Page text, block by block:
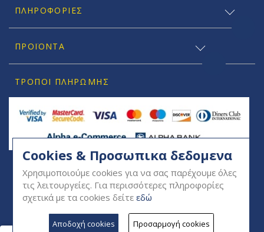
ΠΛΗΡΟΦΟΡΊΕΣ
ΠΡΟΪΟΝΤΑ
ΤΡΌΠΟΙ ΠΛΗΡΩΜΉΣ
SOCIAL
Cookies & Προσωπικα δεδομενα
Χρησιμοποιούμε cookies για να σας παρέχουμε όλες
τις λειτουργείες. Για περισσότερες πληροφορίες
σχετικά με τα cookies δείτε εδώ
Αποδοχή cookies Προσαρμογή cookies